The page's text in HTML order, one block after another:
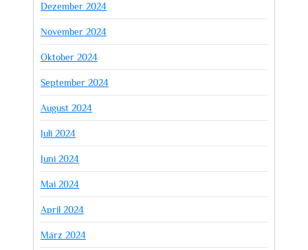
Dezember 2024
November 2024
Oktober 2024
September 2024
August 2024
Juli 2024
Juni 2024
Mai 2024
April 2024
März 2024